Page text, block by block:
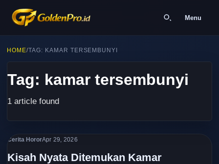
Menu
HOME/TAG: KAMAR TERSEMBUNYI
Tag: kamar tersembunyi
1 article found
Cerita HororApr 29, 2026
Kisah Nyata Ditemukan Kamar